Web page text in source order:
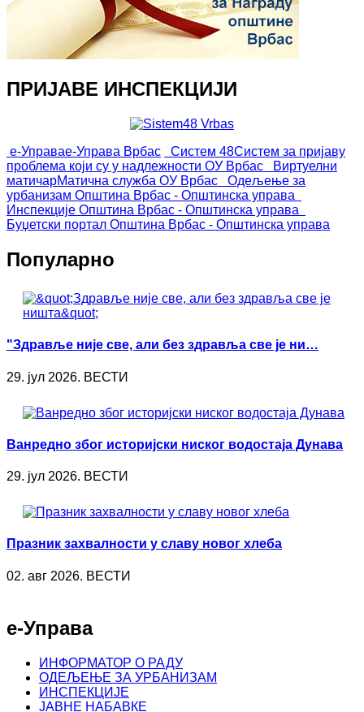
ПРИЈАВЕ ИНСПЕКЦИЈИ
е-Управае-Управа Врбас Систем 48Систем за пријаву
проблема који су у надлежности ОУ Врбас
Виртуелни
матичарМатична служба ОУ Врбас
Одељење за
урбанизам Општина Врбас - Општинска управа
Инспекције Општина Врбас - Општинска управа
Буџетски портал Општина Врбас - Општинска управа
Популарно
"Здравље није све, али без здравља све је ни…
29. јул 2026. ВЕСТИ
Ванредно због историјски ниског водостаја Дунава
29. јул 2026. ВЕСТИ
Празник захвалности у славу новог хлеба
02. авг 2026. ВЕСТИ
е-Управа
ИНФОРМАТОР О РАДУ
ОДЕЉЕЊЕ ЗА УРБАНИЗАМ
ИНСПЕКЦИЈЕ
ЈАВНЕ НАБАВКЕ